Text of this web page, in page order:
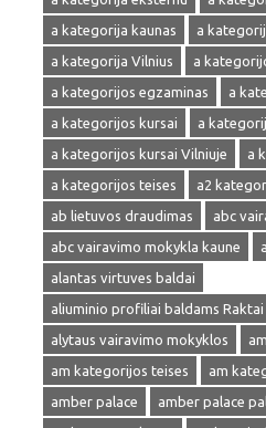
a kategorija kaunas
a
a kategorija Vilnius
a
a kategorijos egzaminas
a
a kategorijos kursai
a
a kategorijos kursai Vilniuje
a
a kategorijos teises
a2
ab lietuvos draudimas
abc
abc vairavimo mokykla kaune
alantas virtuves baldai
aliuminio profiliai baldams
alytaus vairavimo mokyklos
am kategorijos teises
am
amber palace
amber palace